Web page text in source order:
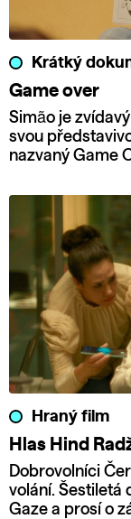
Krátký
Game over
Simão je
svou
nazvaný Game
Hraný film
Hlas Hind
Dobrovolníci
volání. Šestiletá
Gaze a prosí o